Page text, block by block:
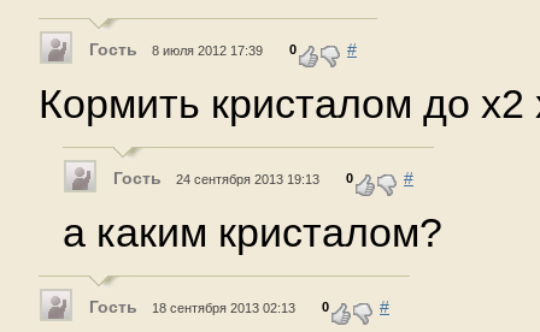
Гость 8 июля 2012 17:39 0 #
Кормить кристалом до х2
Гость 24 сентября 2013 19:13 0 #
а каким кристалом?
Гость 18 сентября 2013 02:13 0 #